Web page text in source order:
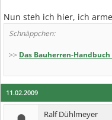
Nun steh ich hier, ich
Schnäppchen:
>> Das Bauherren-Handbuch
11.02.2009
Ralf Dühlmeyer